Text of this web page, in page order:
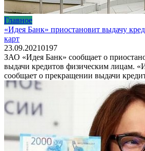
Главное
«Идея Банк» приостановит выдачу
карт
23.09.20210197
ЗАО «Идея Банк» сообщает о
выдачи кредитов физическим лицам.
сообщает о прекращении выдачи